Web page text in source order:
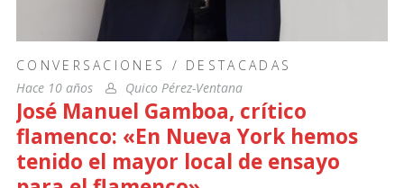
CONVERSACIONES / DESTACADAS
Hace 10 años
Quico Pérez-Ventana
José Manuel Gamboa, crítico
flamenco: «En Nueva York hemos
tenido el mayor local de ensayo